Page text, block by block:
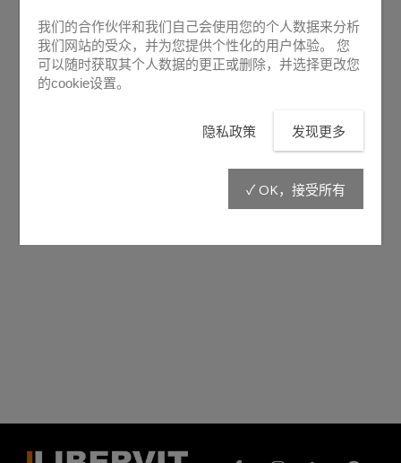
我们的合作伙伴和我们自己会使用您的个人数据来分析
我们网站的受众，并为您提供个性化的用户体验。 您
可以随时获取其个人数据的更正或删除，并选择更改您
的cookie设置。
隐私政策 发现更多
✓ OK，接受所有